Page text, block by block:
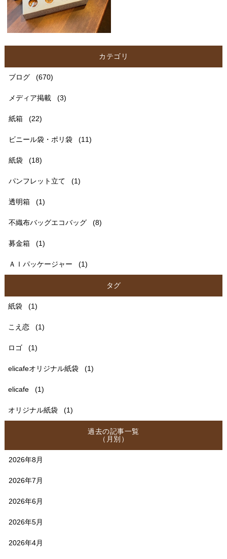
カテゴリ
ブログ (670)
メディア掲載 (3)
紙箱 (22)
ビニール袋・ポリ袋 (11)
紙袋 (18)
パンフレット立て (1)
透明箱 (1)
不織布バッグエコバッグ (8)
募金箱 (1)
ＡＩパッケージャー (1)
タグ
紙袋 (1)
こえ恋 (1)
ロゴ (1)
elicafeオリジナル紙袋 (1)
elicafe (1)
オリジナル紙袋 (1)
過去の記事一覧
（月別）
2026年8月
2026年7月
2026年6月
2026年5月
2026年4月